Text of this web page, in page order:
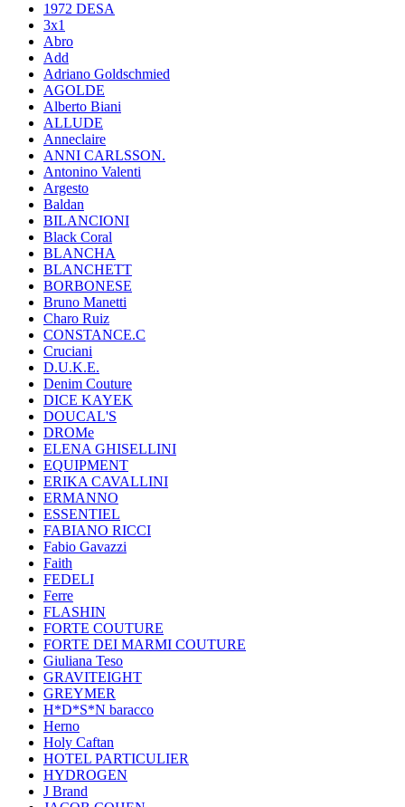
1972 DESA
3x1
Abro
Add
Adriano Goldschmied
AGOLDE
Alberto Biani
ALLUDE
Anneclaire
ANNI CARLSSON.
Antonino Valenti
Argesto
Baldan
BILANCIONI
Black Coral
BLANCHA
BLANCHETT
BORBONESE
Bruno Manetti
Charo Ruiz
CONSTANCE.C
Cruciani
D.U.K.E.
Denim Couture
DICE KAYEK
DOUCAL'S
DROMe
ELENA GHISELLINI
EQUIPMENT
ERIKA CAVALLINI
ERMANNO
ESSENTIEL
FABIANO RICCI
Fabio Gavazzi
Faith
FEDELI
Ferre
FLASHIN
FORTE COUTURE
FORTE DEI MARMI COUTURE
Giuliana Teso
GRAVITEIGHT
GREYMER
H*D*S*N baracco
Herno
Holy Caftan
HOTEL PARTICULIER
HYDROGEN
J Brand